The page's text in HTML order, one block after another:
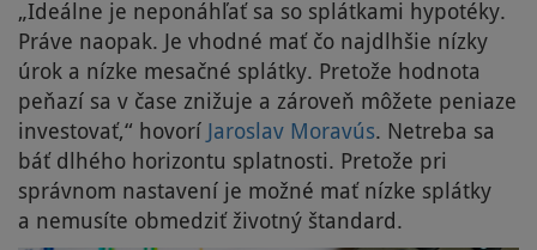
„Ideálne je neponáhľať sa so splátkami hypotéky.
Práve naopak. Je vhodné mať čo najdlhšie nízky
úrok a nízke mesačné splátky. Pretože hodnota
peňazí sa v čase znižuje a zároveň môžete peniaze
investovať,“ hovorí Jaroslav Moravús. Netreba sa
báť dlhého horizontu splatnosti. Pretože pri
správnom nastavení je možné mať nízke splátky
a nemusíte obmedziť životný štandard.